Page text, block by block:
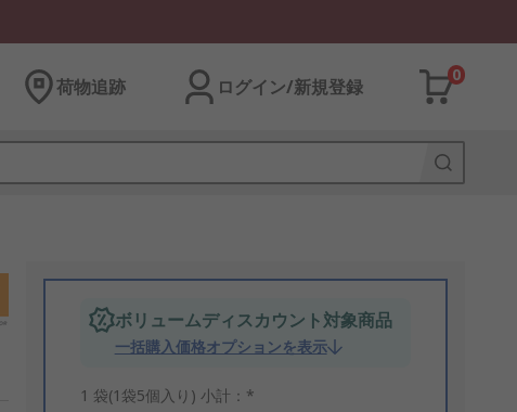
荷物追跡 ログイン/新規登録
0
ボリュームディスカウント対象商品
一括購入価格オプションを表示
1 袋(1袋5個入り) 小計：*